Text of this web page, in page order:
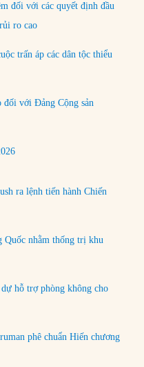
đối với các quyết định đầu
ro cao
trấn áp các dân tộc thiểu
với Đảng Cộng sản
ra lệnh tiến hành Chiến
Quốc nhằm thống trị khu
hỗ trợ phòng không cho
phê chuẩn Hiến chương